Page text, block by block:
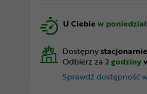
U Ciebiew
Dostępnystacjonarnie
Odbierz za 2 godziny
Sprawdź dostępność